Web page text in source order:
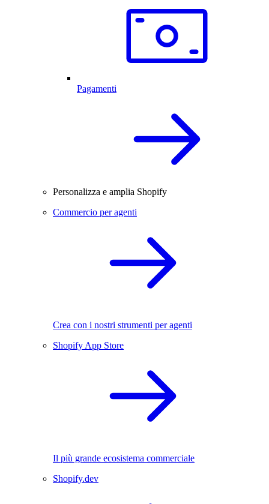
Pagamenti
Personalizza e amplia Shopify
Commercio per agenti
Crea con i nostri strumenti per agenti
Shopify App Store
Il più grande ecosistema commerciale
Shopify.dev